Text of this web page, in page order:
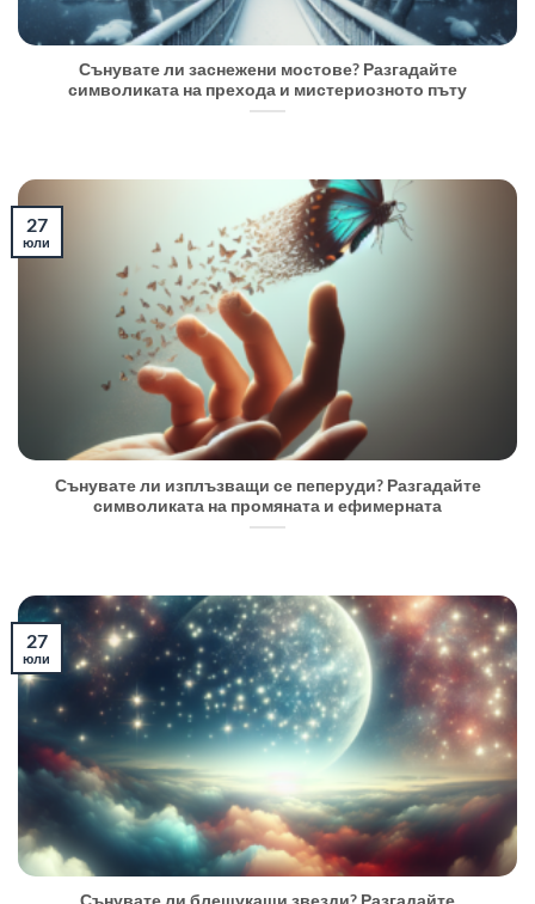
Сънувате ли заснежени мостове? Разгадайте
символиката на прехода и мистериозното пъту
Сънувате ли изплъзващи се пеперуди? Разгадайте
символиката на промяната и ефимерната
27
юли
27
юли